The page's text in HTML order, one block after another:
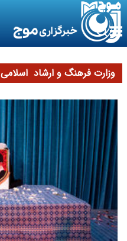
وزارت فرهنگ و ارشاد اسلامی